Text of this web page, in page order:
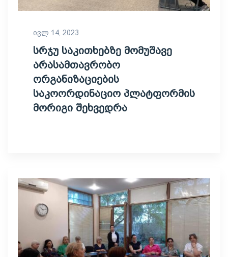
ივლ 14, 2023
სრჯუ საკითხებზე მომუშავე
არასამთავრობო
ორგანიზაციების
საკოორდინაციო პლატფორმის
მორიგი შეხვედრა